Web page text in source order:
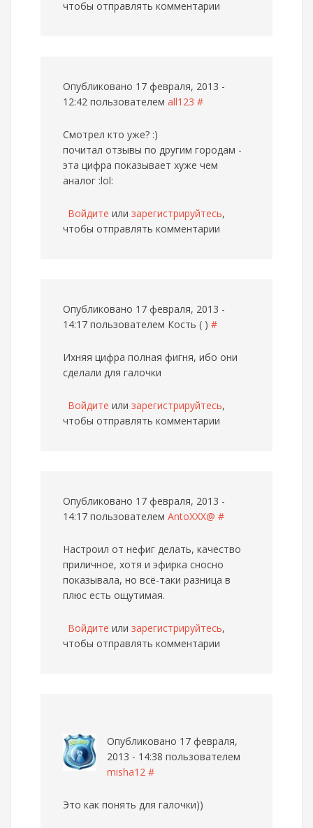
чтобы отправлять комментарии
Опубликовано 17 февраля, 2013 -
12:42 пользователем all123 #
Смотрел кто уже? :)
почитал отзывы по другим городам -
эта цифра показывает хуже чем
аналог :lol:
Войдите или зарегистрируйтесь,
чтобы отправлять комментарии
Опубликовано 17 февраля, 2013 -
14:17 пользователем Кость ( ) #
Ихняя цифра полная фигня, ибо они
сделали для галочки
Войдите или зарегистрируйтесь,
чтобы отправлять комментарии
Опубликовано 17 февраля, 2013 -
14:17 пользователем AntoXXX@ #
Настроил от нефиг делать, качество
приличное, хотя и эфирка сносно
показывала, но всё-таки разница в
плюс есть ощутимая.
Войдите или зарегистрируйтесь,
чтобы отправлять комментарии
Опубликовано 17 февраля,
2013 - 14:38 пользователем
misha12 #
Это как понять для галочки))